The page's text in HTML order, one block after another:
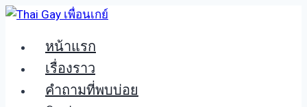
Skip
content หน้าแรก
เรื่องราว
คำถามที่พบบ่อย